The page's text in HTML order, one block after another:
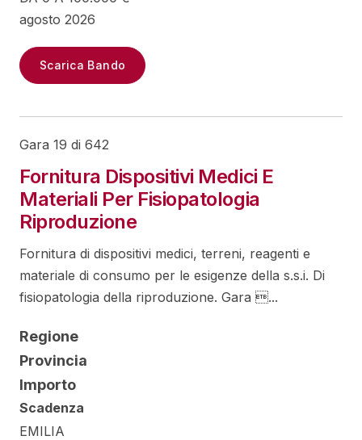
agosto 2026
Scarica Bando
Gara 19 di 642
Fornitura Dispositivi Medici E
Materiali Per Fisiopatologia
Riproduzione
Fornitura di dispositivi medici, terreni, reagenti e
materiale di consumo per le esigenze della s.s.i. Di
fisiopatologia della riproduzione. Gara ...
Regione
Provincia
Importo
Scadenza
EMILIA